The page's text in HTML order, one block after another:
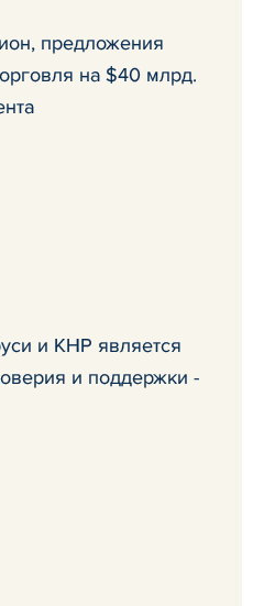
предложения
на $40 млрд.
и КНР является
и поддержки -